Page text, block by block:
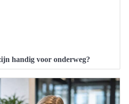
handig voor onderweg?